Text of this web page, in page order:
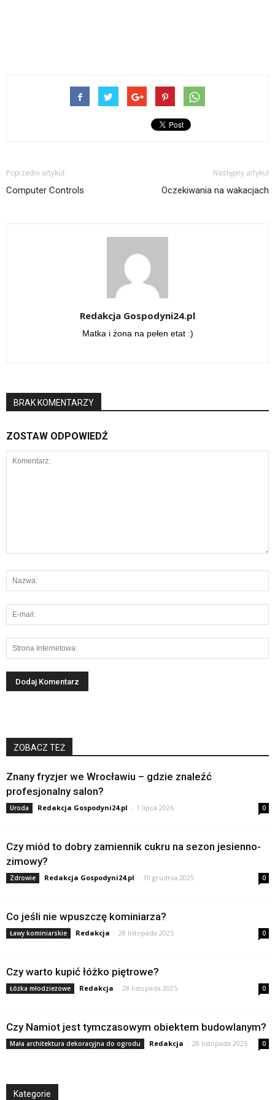
Poprzedni artykuł
Computer Controls
Następny artykuł
Oczekiwania na wakacjach
Redakcja Gospodyni24.pl
Matka i żona na pełen etat :)
BRAK KOMENTARZY
ZOSTAW ODPOWIEDŹ
ZOBACZ TEŻ
Znany fryzjer we Wrocławiu – gdzie znaleźć
profesjonalny salon?
Uroda Redakcja Gospodyni24.pl - 1 lipca 2026 0
Czy miód to dobry zamiennik cukru na sezon jesienno-
zimowy?
Zdrowie Redakcja Gospodyni24.pl - 10 grudnia 2025 0
Co jeśli nie wpuszczę kominiarza?
Ławy kominiarskie Redakcja - 28 listopada 2025 0
Czy warto kupić łóżko piętrowe?
Łóżka młodzieżowe Redakcja - 28 listopada 2025 0
Czy Namiot jest tymczasowym obiektem budowlanym?
Mała architektura dekoracyjna do ogrodu Redakcja - 28 listopada 2025 0
Kategorie